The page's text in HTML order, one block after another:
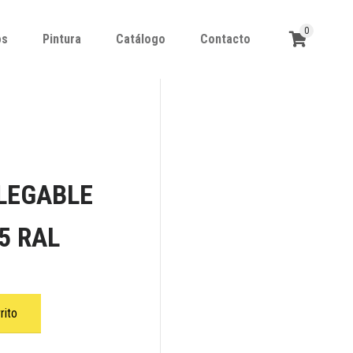
Pintura Catálogo Contacto
0
RAL